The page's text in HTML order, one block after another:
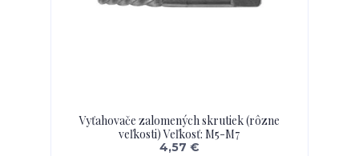
Vyťahovače zalomených skrutiek (rôzne
veľkosti) Veľkosť: M5-M7
4,57 €